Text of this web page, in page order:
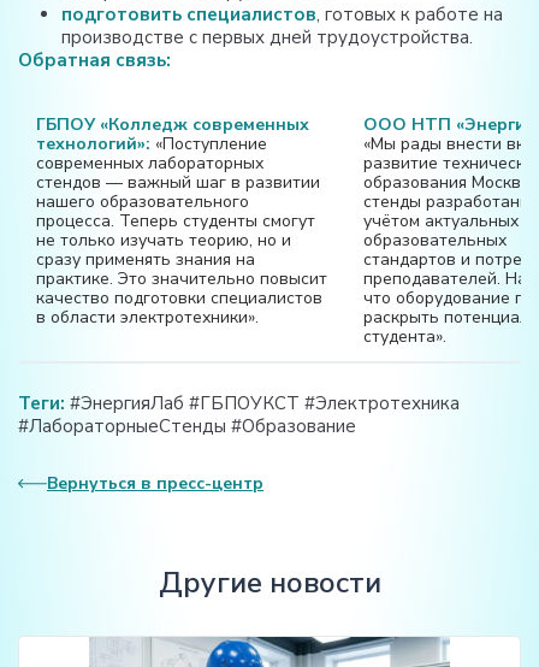
подготовить специалистов, готовых к работе на
производстве с первых дней трудоустройства.
Обратная связь:
ГБПОУ «Колледж современных
технологий»: «Поступление
современных лабораторных
стендов — важный шаг в развитии
нашего образовательного
процесса. Теперь студенты смогут
не только изучать теорию, но и
сразу применять знания на
практике. Это значительно повысит
качество подготовки специалистов
в области электротехники».
ООО НТП
«Мы рады внести
развитие
образования
стенды разработаны
учётом актуальных
образовательных
стандартов и
преподавателей.
что оборудование
раскрыть потенциал
студента».
Теги: #ЭнергияЛаб #ГБПОУКСТ #Электротехника
#ЛабораторныеСтенды #Образование
Вернуться в пресс-центр
Другие новости